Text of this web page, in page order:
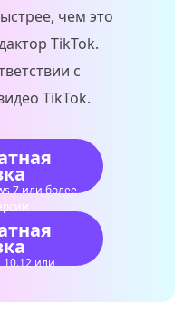
чем это
TikTok.
с
TikTok.
7 или более
10.12 или